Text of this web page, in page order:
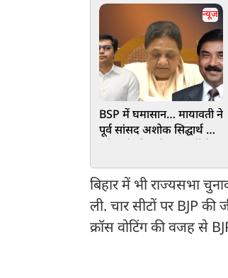
न्यूज
BSP में घमासान… मायावती ने
पूर्व सांसद अशोक सिद्घार्थ को
बिहार में भी राज्यसभा
ली. चार सीटों पर BJP की
क्रॉस वोटिंग की वजह से